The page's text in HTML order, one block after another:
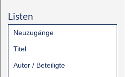
Listen
Neuzugänge
Titel
Autor / Beteiligte